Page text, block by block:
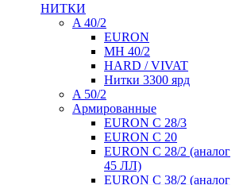
НИТКИ
A 40/2
EURON
MH 40/2
HARD / VIVAT
Нитки 3300 ярд
A 50/2
Армированные
EURON C 28/3
EURON C 20
EURON C 28/2 (аналог
45 ЛЛ)
EURON C 38/2 (аналог